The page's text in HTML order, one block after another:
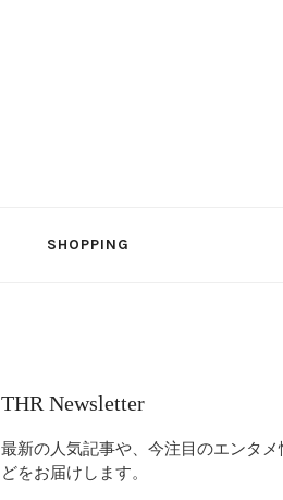
SHOPPING
THR Newsletter
最新の人気記事や、今注目のエンタメ
どをお届けします。